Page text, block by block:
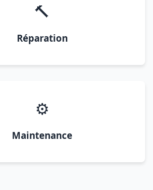
🔨
Réparation
⚙️
Maintenance